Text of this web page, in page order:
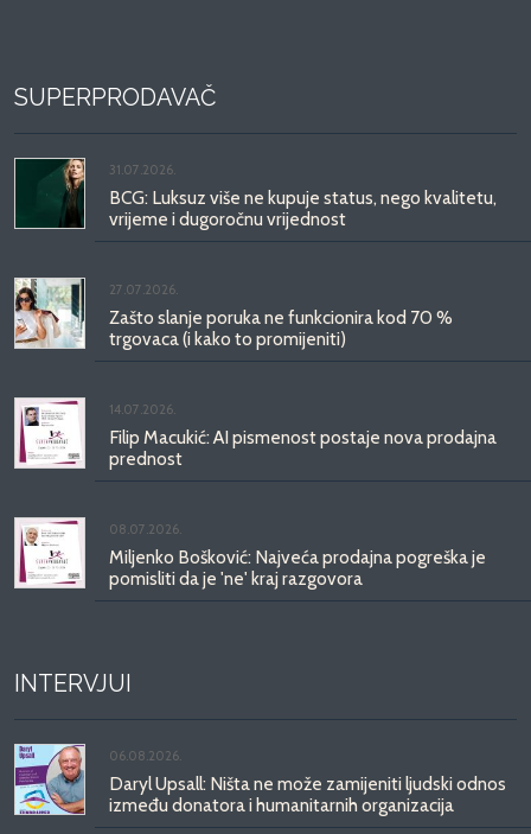
SUPERPRODAVAČ
31.07.2026.
BCG: Luksuz više ne kupuje status, nego kvalitetu,
vrijeme i dugoročnu vrijednost
27.07.2026.
Zašto slanje poruka ne funkcionira kod 70 %
trgovaca (i kako to promijeniti)
14.07.2026.
Filip Macukić: AI pismenost postaje nova prodajna
prednost
08.07.2026.
Miljenko Bošković: Najveća prodajna pogreška je
pomisliti da je 'ne' kraj razgovora
INTERVJUI
06.08.2026.
Daryl Upsall: Ništa ne može zamijeniti ljudski odnos
između donatora i humanitarnih organizacija